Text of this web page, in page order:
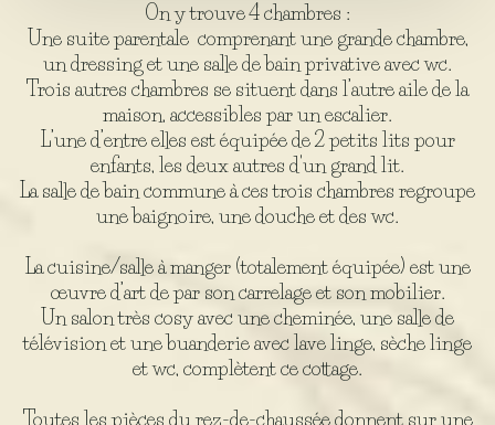
On y trouve 4 chambres :
Une suite parentale comprenant une grande chambre,
un dressing et une salle de bain privative avec wc.
Trois autres chambres se situent dans l’autre aile de la
maison, accessibles par un escalier.
L’une d’entre elles est équipée de 2 petits lits pour
enfants, les deux autres d'un grand lit.
La salle de bain commune à ces trois chambres regroupe
une baignoire, une douche et des wc.
La cuisine/salle à manger (totalement équipée) est une
œuvre d’art de par son carrelage et son mobilier.
Un salon très cosy avec une cheminée, une salle de
télévision et une buanderie avec lave linge, sèche linge
et wc, complètent ce cottage.
Toutes les pièces du rez-de-chaussée donnent sur une